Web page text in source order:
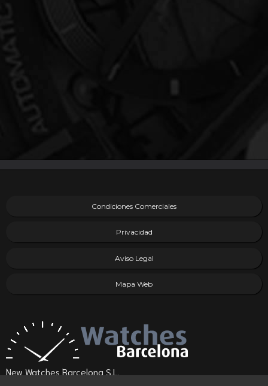
Condiciones Comerciales
Privacidad
Aviso Legal
Mapa Web
New Watches Barcelona S.L.